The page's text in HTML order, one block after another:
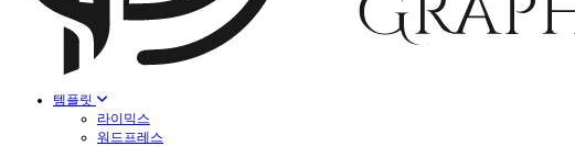
템플릿
라이믹스
워드프레스